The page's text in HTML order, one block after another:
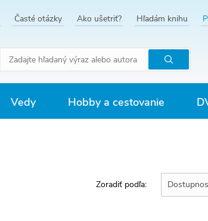
Časté otázky Ako ušetriť? Hľadám knihu
Hľadať
Vedy Hobby a cestovanie
Zoradiť podľa: